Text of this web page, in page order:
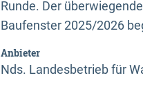
Runde. Der
Baufenster 2025/2026
Anbieter
Nds. Landesbetrieb für